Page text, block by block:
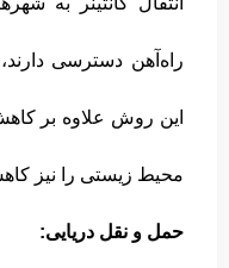
راه‌آهن دسترسی
این روش علاوه بر
محیط زیستی را نیز
حمل و نقل دریایی: